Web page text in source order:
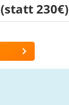
230€)